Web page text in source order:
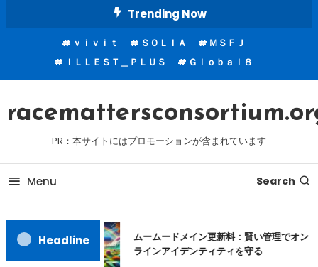
Trending Now
ｖｉｖｉｔ ＳＯＬＩＡ
ＭＳＦＪ
ＩＬＬＥＳＴ＿ＰＬＵＳ
Ｇｌｏｂａｌ８
PR：本サイトにはプロモーションが含まれています
Menu Search
Headline
ムームードメイン更新料：賢い管理でオン
ラインアイデンティティを守る